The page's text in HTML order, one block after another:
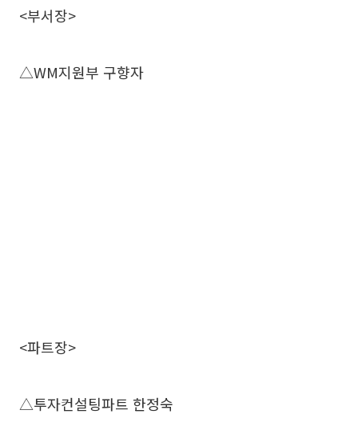
<부서장>
△WM지원부 구향자
<파트장>
△투자컨설팅파트 한정숙